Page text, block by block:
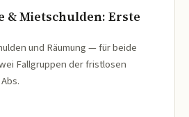
& Mietschulden: Erste
und Räumung — für beide
Fallgruppen der fristlosen